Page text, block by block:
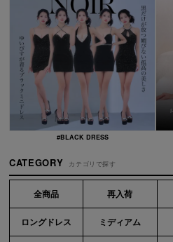
#BLACK DRESS
CATEGORY カテゴリで探す
全商品 再入荷
ロングドレス ミディアム